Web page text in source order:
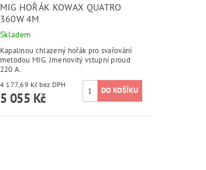
MIG HOŘÁK KOWAX QUATRO
360W 4M
Skladem
Kapalinou chlazený hořák pro svařování
metodou MIG. Jmenovitý vstupní proud
220 A.
4 177,69 Kč bez DPH
5 055 Kč